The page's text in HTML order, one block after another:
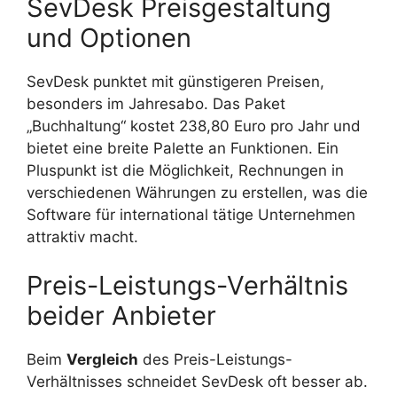
SevDesk Preisgestaltung
und Optionen
SevDesk punktet mit günstigeren Preisen,
besonders im Jahresabo. Das Paket
„Buchhaltung“ kostet 238,80 Euro pro Jahr und
bietet eine breite Palette an Funktionen. Ein
Pluspunkt ist die Möglichkeit, Rechnungen in
verschiedenen Währungen zu erstellen, was die
Software für international tätige Unternehmen
attraktiv macht.
Preis-Leistungs-Verhältnis
beider Anbieter
Beim Vergleich des Preis-Leistungs-
Verhältnisses schneidet SevDesk oft besser ab.